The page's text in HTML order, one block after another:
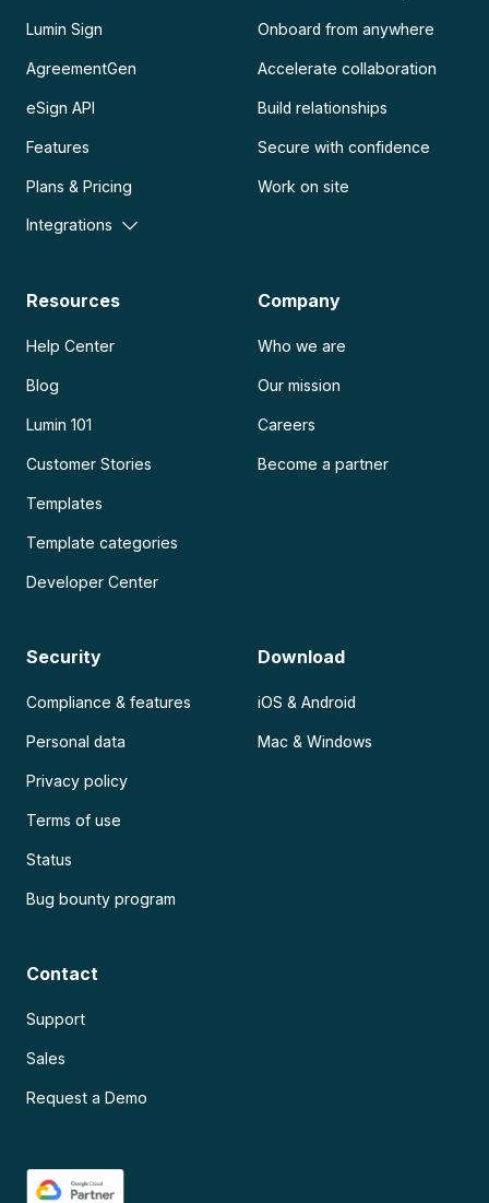
Lumin Sign
AgreementGen
eSign API
Features
Plans & Pricing
Integrations
Onboard from anywhere
Accelerate collaboration
Build relationships
Secure with confidence
Work on site
Resources
Help Center
Blog
Lumin 101
Customer Stories
Templates
Template categories
Developer Center
Company
Who we are
Our mission
Careers
Become a partner
Security
Compliance & features
Personal data
Privacy policy
Terms of use
Status
Bug bounty program
Download
iOS & Android
Mac & Windows
Contact
Support
Sales
Request a Demo